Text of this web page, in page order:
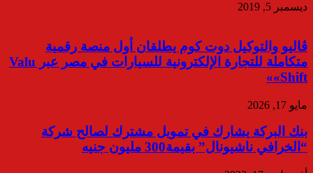
ديسمبر 5, 2019
ڤاليو والتوكيل دوت كوم يطلقان أول منصة رقمية
متكاملة للتجارة الإلكترونية للسيارات في مصر عبر Valu
Shift»»
مايو 17, 2026
بنك البركة يشارك في تمويل مشترك لصالح شركة
“الخرافي ناشيونال” بقيمة300 مليون جنيه